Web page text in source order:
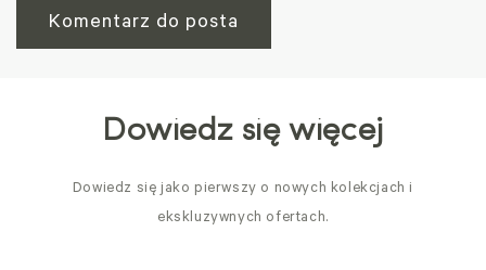
Dowiedz się więcej
Dowiedz się jako pierwszy o nowych kolekcjach i
ekskluzywnych ofertach.